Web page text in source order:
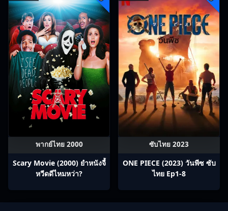
พากย์ไทย 2000
Scary Movie (2000) ยำหนังจี้​
หวีดดีไหมหว่า?
ซับไทย 2023
ONE PIECE (2023) วันพีซ ซับ
ไทย Ep1-8